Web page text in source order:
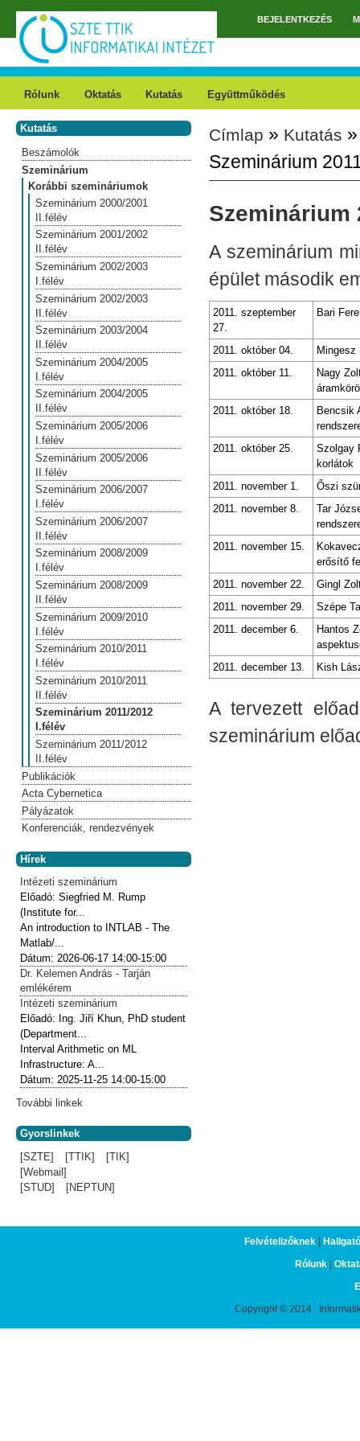
Ugrás a tartalomra
FőmenüBEJELENTKEZÉS
Rólunk Oktatás Kutatás Együttműködés
Jelenlegi hely
Címlap » Kutatás
Szeminárium
Szeminárium
A szeminárium
épület második
2011. szeptember
27.
Bari
2011. október 04.
2011. október 11.
Nagy
2011. október 18.
Bencsik
2011. október 25.
Szolgay
korlátok
2011. november 1.
Őszi
2011. november 8.
Tar
2011. november 15.
erősítő
2011. november 22.
Gingl
2011. november 29.
Szépe
2011. december 6.
Hantos
2011. december 13.
Kish
A tervezett
szeminárium
Kutatás
Beszámolók
Szeminárium
Korábbi szemináriumok
Szeminárium 2000/2001
II.félév
Szeminárium 2001/2002
II.félév
Szeminárium 2002/2003
I.félév
Szeminárium 2002/2003
II.félév
Szeminárium 2003/2004
II.félév
Szeminárium 2004/2005
I.félév
Szeminárium 2004/2005
II.félév
Szeminárium 2005/2006
I.félév
Szeminárium 2005/2006
II.félév
Szeminárium 2006/2007
I.félév
Szeminárium 2006/2007
II.félév
Szeminárium 2008/2009
I.félév
Szeminárium 2008/2009
II.félév
Szeminárium 2009/2010
I.félév
Szeminárium 2010/2011
I.félév
Szeminárium 2010/2011
II.félév
Szeminárium 2011/2012
I.félév
Szeminárium 2011/2012
II.félév
Publikációk
Acta Cybernetica
Pályázatok
Konferenciák, rendezvények
Hírek
Intézeti szeminárium
Előadó:Siegfried M. Rump
(Institute for...
An introduction to INTLAB - The
Matlab/...
Dátum: 2026-06-17 14:00-15:00
Dr. Kelemen András - Tarján
emlékérem
Intézeti szeminárium
Előadó: Ing. Jiří Khun, PhD student
(Department...
Interval Arithmetic on ML
Infrastructure: A...
Dátum: 2025-11-25 14:00-15:00
További linkek
Gyorslinkek
[SZTE]
[TTIK]
[TIK]
[Webmail]
[STUD]
[NEPTUN]
Felvételizőknek|
Rólunk|
Copyright © 2014,